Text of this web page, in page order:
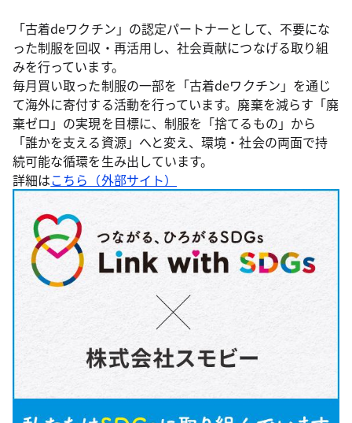
「古着deワクチン」の認定パートナーとして、不要にな
った制服を回収・再活用し、社会貢献につなげる取り組
みを行っています。
毎月買い取った制服の一部を「古着deワクチン」を通じ
て海外に寄付する活動を行っています。廃棄を減らす「廃
棄ゼロ」の実現を目標に、制服を「捨てるもの」から
「誰かを支える資源」へと変え、環境・社会の両面で持
続可能な循環を生み出しています。
詳細はこちら（外部サイト）